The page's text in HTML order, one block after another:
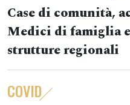
Case di comunità,
Medici di famiglia
strutture regionali
COVID